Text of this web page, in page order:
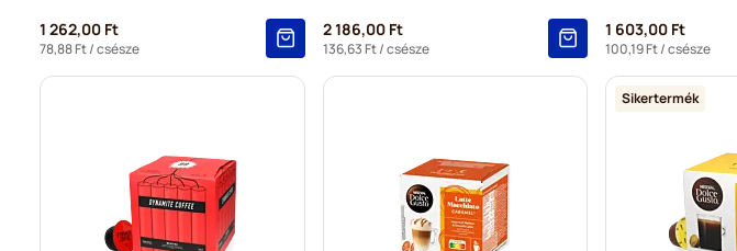
1 262,00 Ft
78,88 Ft/ csésze
2 186,00 Ft
136,63 Ft/ csésze
1 603,00 Ft
100,19 Ft/ csésze
Sikertermék